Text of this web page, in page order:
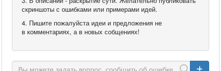
скриншоты с ошибками или примерами идей.
4. Пишите пожалуйста идеи и предложения не
в комментариях, а в новых собщениях!